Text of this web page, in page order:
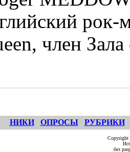
рок-
член
НИКИ ОПРОСЫ РУБРИКИ
без